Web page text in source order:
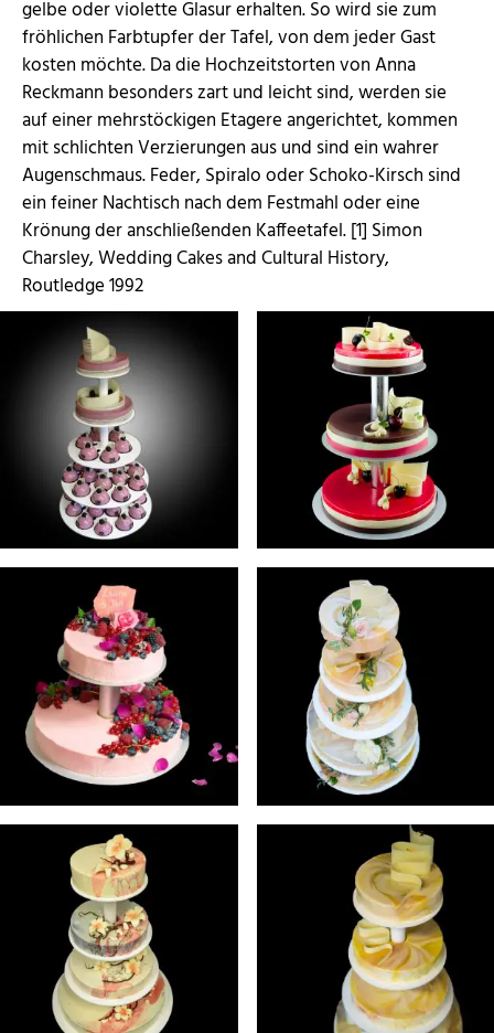
gelbe oder violette Glasur erhalten. So wird sie zum
fröhlichen Farbtupfer der Tafel, von dem jeder Gast
kosten möchte. Da die Hochzeitstorten von Anna
Reckmann besonders zart und leicht sind, werden sie
auf einer mehrstöckigen Etagere angerichtet, kommen
mit schlichten Verzierungen aus und sind ein wahrer
Augenschmaus. Feder, Spiralo oder Schoko-Kirsch sind
ein feiner Nachtisch nach dem Festmahl oder eine
Krönung der anschließenden Kaffeetafel. [1] Simon
Charsley, Wedding Cakes and Cultural History,
Routledge 1992